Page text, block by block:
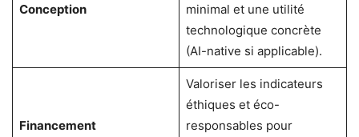
Conception
minimal et une utilité
technologique concrète
(AI-native si applicable).
Financement
Valoriser les indicateurs
éthiques et éco-
responsables pour